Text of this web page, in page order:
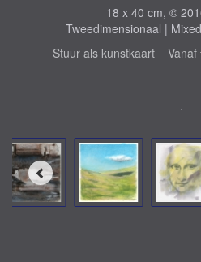
18 x 40 cm, ©
Tweedimensionaal |
Stuur als kunstkaart Vanaf
.